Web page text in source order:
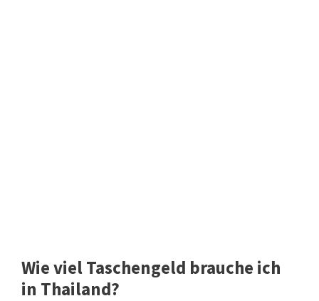
Wie viel Taschengeld brauche ich
in Thailand?